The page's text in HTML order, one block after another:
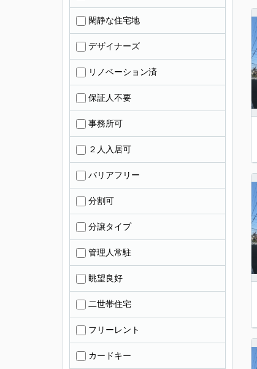
閑静な住宅地
デザイナーズ
リノベーション済
保証人不要
事務所可
２人入居可
バリアフリー
分割可
分譲タイプ
管理人常駐
眺望良好
二世帯住宅
フリーレント
カードキー